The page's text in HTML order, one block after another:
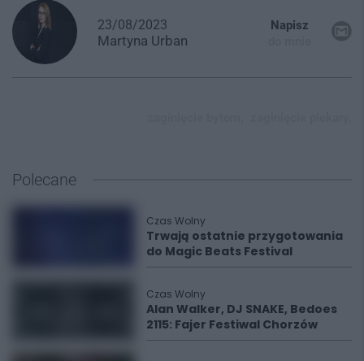
23/08/2023
Martyna Urban
Napisz
Polecane
Czas Wolny
Trwają ostatnie przygotowania
do Magic Beats Festival
Czas Wolny
Alan Walker, DJ SNAKE, Bedoes
2115: Fajer Festiwal Chorzów